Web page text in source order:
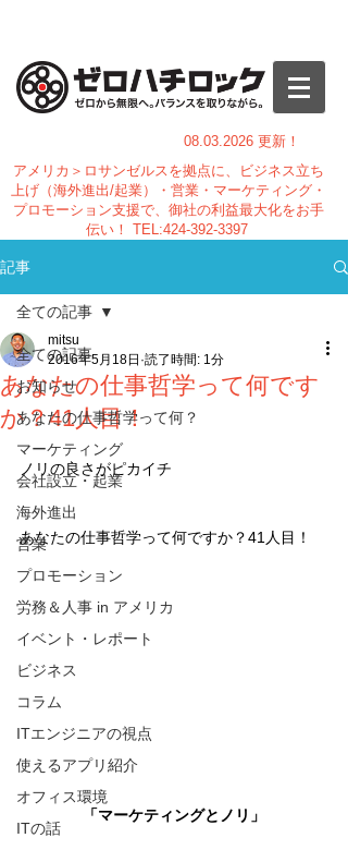
08.03.2026 更新！
アメリカ＞ロサンゼルスを拠点に、ビジネス立ち
上げ（海外進出/起業）・営業・マーケティング・
プロモーション支援で、御社の利益最大化をお手
伝い！ TEL:424-392-3397
記事
全ての記事
お知らせ
あなたの仕事哲学って何？
マーケティング
会社設立・起業
海外進出
営業
プロモーション
労務＆人事 in アメリカ
イベント・レポート
ビジネス
コラム
ITエンジニアの視点
使えるアプリ紹介
オフィス環境
ITの話
全ての記事
あなたの仕事哲学って何です
か？41人目！
mitsu
2016年5月18日 読了時間: 1分
ノリの良さがピカイチ
あなたの仕事哲学って何ですか？41人目！
「マーケティングとノリ」